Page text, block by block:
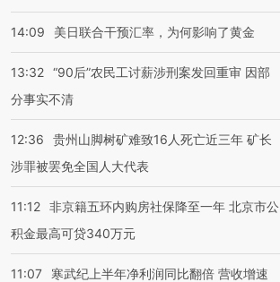
14:09 美日联合干预汇率，为何影响了黄金
13:32 “90后”农民工讨薪涉刑案发回重审 因部
分事实不清
12:36
贵州山脚树矿难致16人死亡近三年 矿长
涉罪被罢免全国人大代表
11:12 非京籍五环内购房社保降至一年 北京市公
积金最高可贷340万元
11:07
寒武纪上半年净利润同比翻倍 营收增速